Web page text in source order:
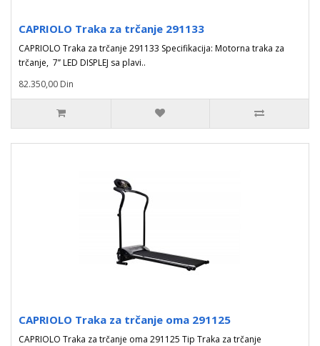
CAPRIOLO Traka za trčanje 291133
CAPRIOLO Traka za trčanje 291133 Specifikacija: Motorna traka za
trčanje, 7’’ LED DISPLEJ sa plavi..
82.350,00 Din
CAPRIOLO Traka za trčanje oma 291125
CAPRIOLO Traka za trčanje oma 291125 Tip Traka za trčanje